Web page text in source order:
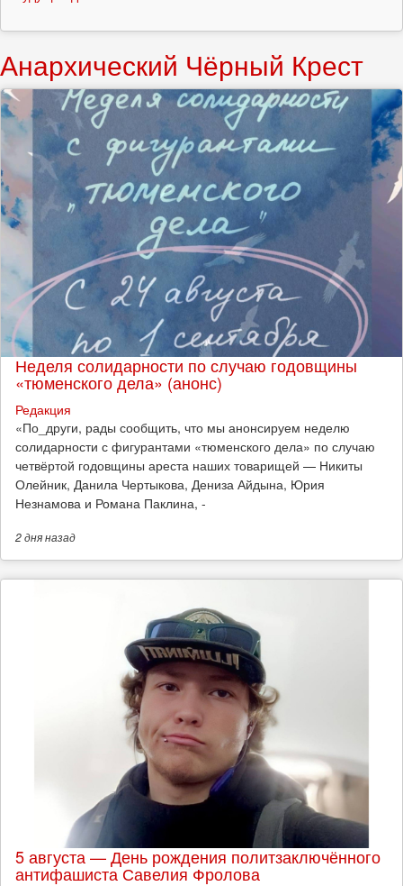
Анархический Чёрный Крест
Неделя солидарности по случаю годовщины
«тюменского дела» (анонс)
Редакция
​«По_други, рады сообщить, что мы анонсируем неделю
солидарности с фигурантами «тюменского дела» по случаю
четвёртой годовщины ареста наших товарищей — Никиты
Олейник, Данила Чертыкова, Дениза Айдына, Юрия
Незнамова и Романа Паклина, -
2 дняназад
5 августа — День рождения политзаключённого
антифашиста Савелия Фролова